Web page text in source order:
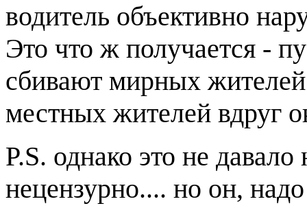
водитель объективно
Это что ж получается -
сбивают мирных
местных жителей вдруг
P.S. однако это не
нецензурно.... но он,